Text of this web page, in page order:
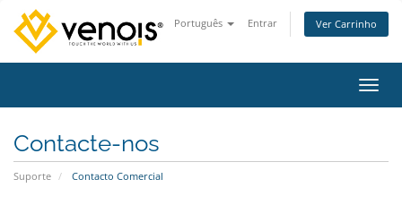
Português Entrar Ver Carrinho
Contacte-nos
Suporte Contacto Comercial